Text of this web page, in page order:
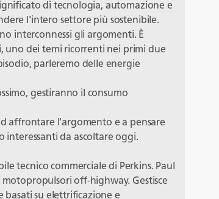
di tecnologia, automazione e
l'intero settore più sostenibile.
interconnessi gli argomenti. È
uno dei temi ricorrenti nei primi due
parleremo delle energie
gestiranno il consumo
affrontare l'argomento e a pensare
da ascoltare oggi.
tecnico commerciale di Perkins. Paul
off-highway. Gestisce
basati su elettrificazione e